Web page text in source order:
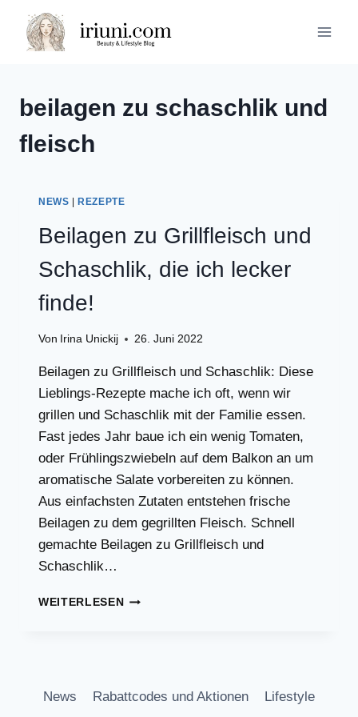
Inhalt
springen
beilagen zu schaschlik und
fleisch
NEWS REZEPTE
Beilagen zu Grillfleisch und
Schaschlik, die ich lecker
finde!
Von Irina Unickij 26. Juni 2022
Beilagen zu Grillfleisch und Schaschlik: Diese
Lieblings-Rezepte mache ich oft, wenn wir
grillen und Schaschlik mit der Familie essen.
Fast jedes Jahr baue ich ein wenig Tomaten,
oder Frühlingszwiebeln auf dem Balkon an um
aromatische Salate vorbereiten zu können.
Aus einfachsten Zutaten entstehen frische
Beilagen zu dem gegrillten Fleisch. Schnell
gemachte Beilagen zu Grillfleisch und
Schaschlik…
WEITERLESENBEILAGEN
ICH
News Rabattcodes und Aktionen Lifestyle